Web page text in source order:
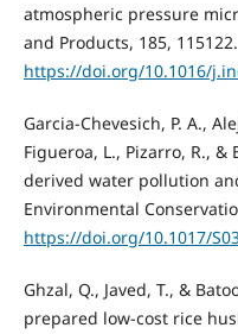
atmospheric pressure
and Products, 185, 115122.
https://doi.org/10.1016/
Garcia-Chevesich, P. A.,
Figueroa, L., Pizarro, R., &
derived water pollution
Environmental
https://doi.org/10.1017/
Ghzal, Q., Javed, T., &
prepared low-cost rice